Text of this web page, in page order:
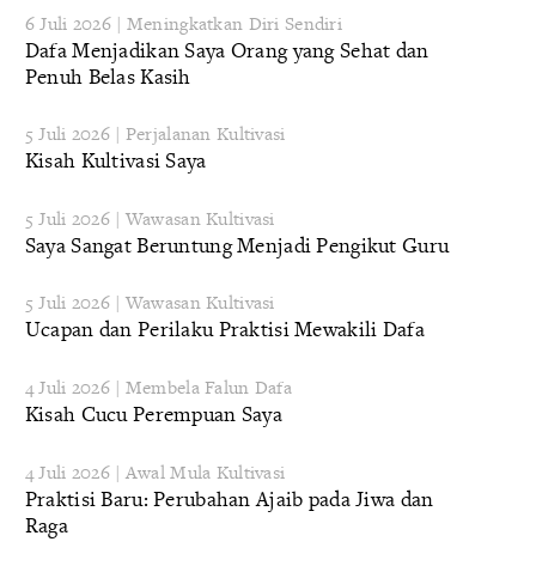
6 Juli 2026 | Meningkatkan Diri Sendiri
Dafa Menjadikan Saya Orang yang Sehat dan
Penuh Belas Kasih
5 Juli 2026 | Perjalanan Kultivasi
Kisah Kultivasi Saya
5 Juli 2026 | Wawasan Kultivasi
Saya Sangat Beruntung Menjadi Pengikut Guru
5 Juli 2026 | Wawasan Kultivasi
Ucapan dan Perilaku Praktisi Mewakili Dafa
4 Juli 2026 | Membela Falun Dafa
Kisah Cucu Perempuan Saya
4 Juli 2026 | Awal Mula Kultivasi
Praktisi Baru: Perubahan Ajaib pada Jiwa dan
Raga